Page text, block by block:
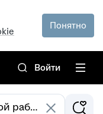
Понятно
Войти